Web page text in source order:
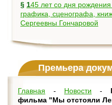
§ 145 лет со дня рождения театрального художника,
графика, сценографа,
Сергеевны Гончаровой
Премьера документального
Главная - Новости -
фильма "Мы отстояли